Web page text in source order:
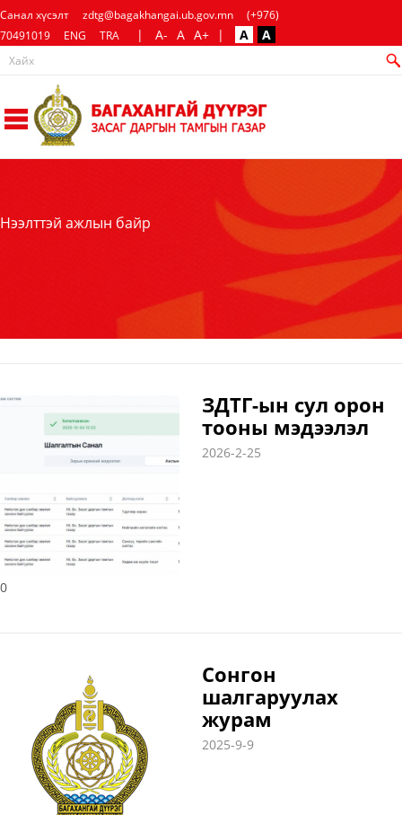
Санал хүсэлт zdtg@bagakhangai.ub.gov.mn
(+976)
70491019
ENG TRA | A- A A+ | A A
Нээлттэй ажлын байр
ЗДТГ-ын сул орон
тооны мэдээлэл
2026-2-25
0
Сонгон
шалгаруулах
журам
2025-9-9